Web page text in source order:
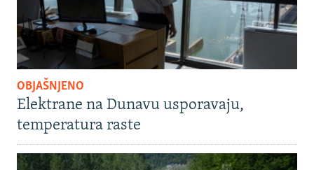
OBJAŠNJENO
Elektrane na Dunavu usporavaju,
temperatura raste